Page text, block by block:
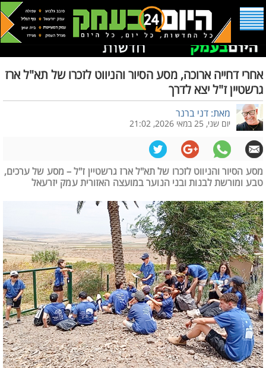
אחרי דחייה ארוכה, מסע הסיור והניווט לזכרו של תא"ל ארז
גרשטיין ז"ל יצא לדרך
מאת: דני ברנר
יום שני, 25 במאי 2026, 21:02
מסע הסיור והניווט לזכרו של תא"ל ארז גרשטיין ז"ל – מסע של ערכים,
טבע ומורשת לבנות ובני הנוער במועצה האזורית עמק יזרעאל